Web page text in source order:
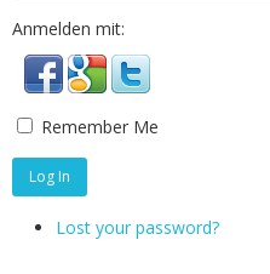
Anmelden mit:
Remember Me
Log In
Lost your password?